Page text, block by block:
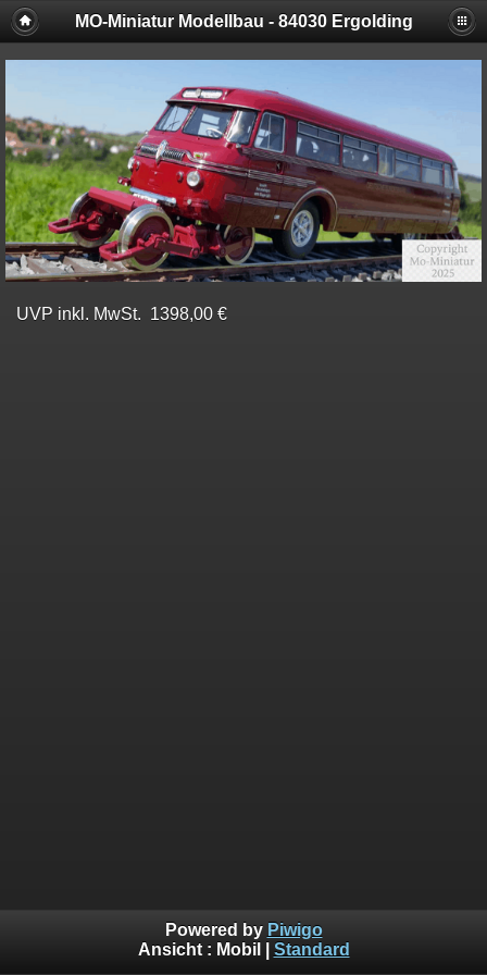
MO-Miniatur Modellbau - 84030 Ergolding
UVP inkl. MwSt. 1398,00 €
Powered by Piwigo
Ansicht : Mobil Standard